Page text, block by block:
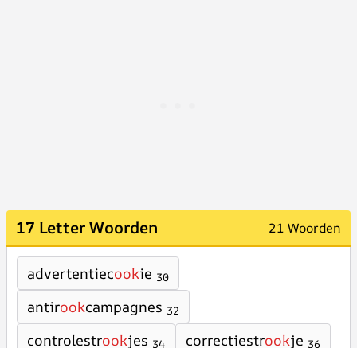
17 Letter Woorden 21 Woorden
advertentiecookie 30
antirookcampagnes 32
controlestrookjes 34 correctiestrookje 36